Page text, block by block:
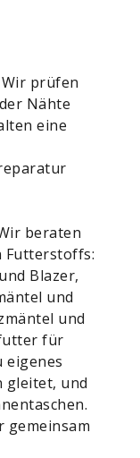
prüfen
Nähte
eine
beraten
Futterstoffs:
Blazer,
und
und
für
eigenes
gleitet, und
gemeinsam